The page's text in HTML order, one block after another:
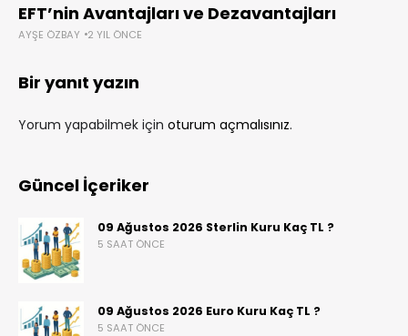
EFT’nin Avantajları ve Dezavantajları
AYŞE ÖZBAY 2 YIL ÖNCE
Bir yanıt yazın
Yorum yapabilmek için oturum açmalısınız.
Güncel İçeriker
09 Ağustos 2026 Sterlin Kuru Kaç TL ?
5 SAAT ÖNCE
09 Ağustos 2026 Euro Kuru Kaç TL ?
5 SAAT ÖNCE